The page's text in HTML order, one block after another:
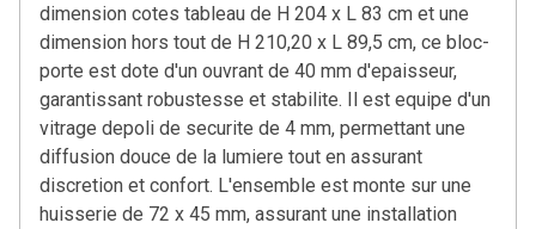
dimension cotes tableau de H 204 x L 83 cm et une
dimension hors tout de H 210,20 x L 89,5 cm, ce bloc-
porte est dote d'un ouvrant de 40 mm d'epaisseur,
garantissant robustesse et stabilite. Il est equipe d'un
vitrage depoli de securite de 4 mm, permettant une
diffusion douce de la lumiere tout en assurant
discretion et confort. L'ensemble est monte sur une
huisserie de 72 x 45 mm, assurant une installation